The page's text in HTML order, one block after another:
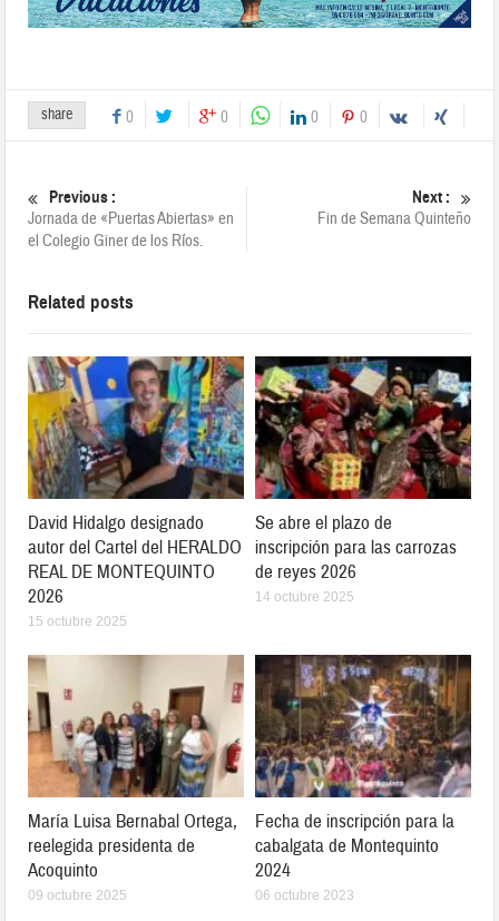
share 0 0 0 0
Previous :
Jornada de «Puertas Abiertas» en
el Colegio Giner de los Ríos.
Next :
Fin de Semana Quinteño
Related posts
David Hidalgo designado
autor del Cartel del HERALDO
REAL DE MONTEQUINTO
2026
15 octubre 2025
Se abre el plazo de
inscripción para las carrozas
de reyes 2026
14 octubre 2025
María Luisa Bernabal Ortega,
reelegida presidenta de
Acoquinto
09 octubre 2025
Fecha de inscripción para la
cabalgata de Montequinto
2024
06 octubre 2023